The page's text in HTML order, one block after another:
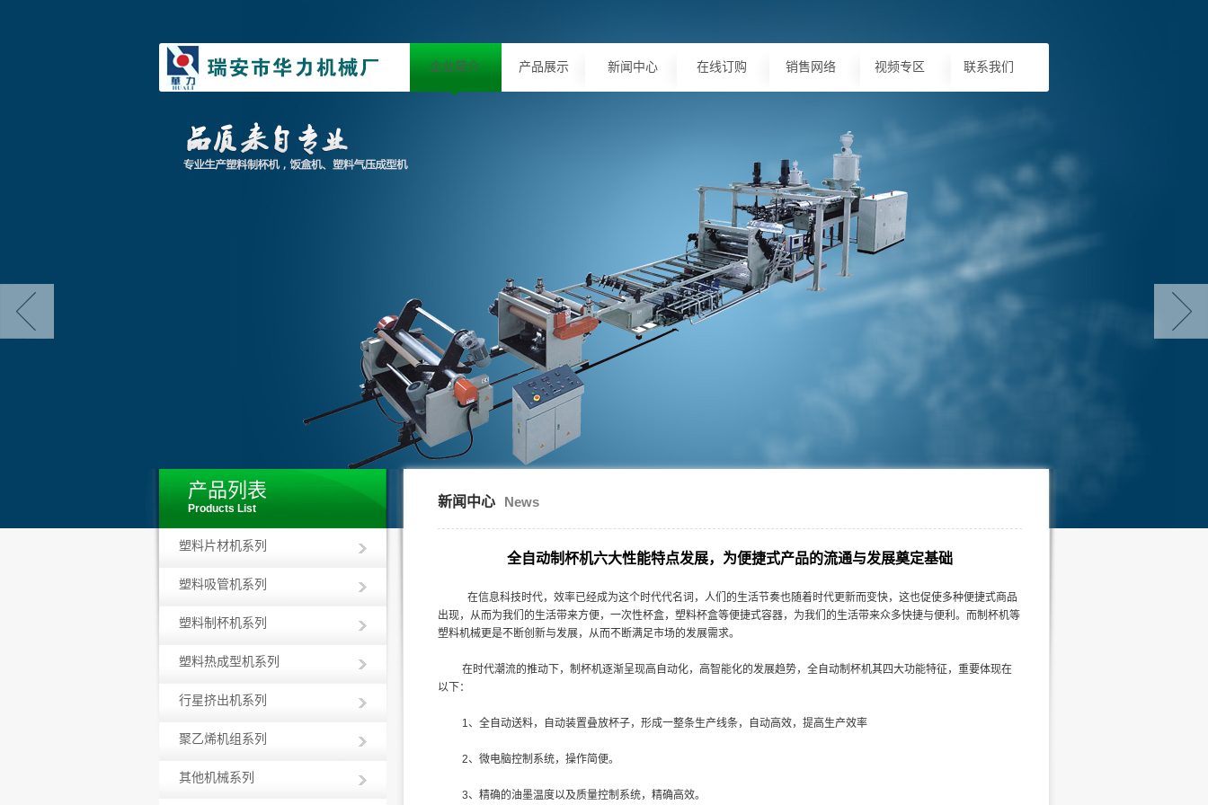
企业简介 产品展示 新闻中心 在线订购 销售网络 视频专区 联系我们
产品列表
Products List
塑料片材机系列
塑料吸管机系列
塑料制杯机系列
塑料热成型机系列
行星挤出机系列
聚乙烯机组系列
其他机械系列
新闻中心 News
全自动制杯机六大性能特点发展，为便捷式产品的流通与发展奠定基础
在信息科技时代，效率已经成为这个时代代名词，人们的生活节奏也随着时代更新而变快，这也促使多种便捷式商品
出现，从而为我们的生活带来方便，一次性杯盒，塑料杯盒等便捷式容器，为我们的生活带来众多快捷与便利。而制杯机等
塑料机械更是不断创新与发展，从而不断满足市场的发展需求。
在时代潮流的推动下，制杯机逐渐呈现高自动化，高智能化的发展趋势，全自动制杯机其四大功能特征，重要体现在
以下：
1、全自动送料，自动装置叠放杯子，形成一整条生产线条，自动高效，提高生产效率
2、微电脑控制系统，操作简便。
3、精确的油墨温度以及质量控制系统，精确高效。